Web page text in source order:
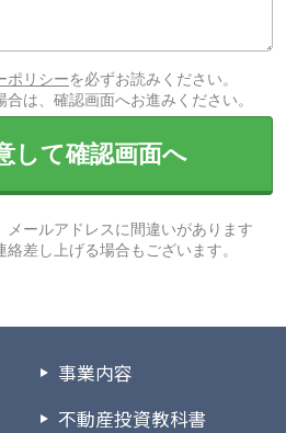
ポリシーを必ずお読みください。
は、確認画面へお進みください。
して確認画面へ
ールアドレスに間違いがあります
差し上げる場合もございます。
事業内容
不動産投資教科書